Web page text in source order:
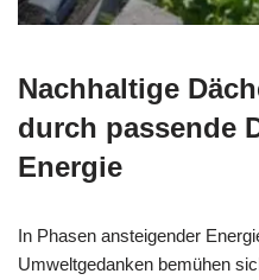
Nachhaltige
durch passende
Energie
In Phasen ansteigender
Umweltgedanken bemühen